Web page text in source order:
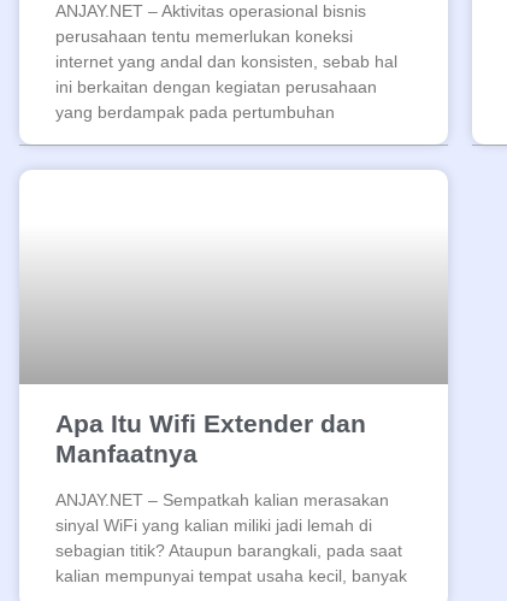
ANJAY.NET – Aktivitas operasional bisnis
perusahaan tentu memerlukan koneksi
internet yang andal dan konsisten, sebab hal
ini berkaitan dengan kegiatan perusahaan
yang berdampak pada pertumbuhan
Apa Itu Wifi Extender dan
Manfaatnya
ANJAY.NET – Sempatkah kalian merasakan
sinyal WiFi yang kalian miliki jadi lemah di
sebagian titik? Ataupun barangkali, pada saat
kalian mempunyai tempat usaha kecil, banyak